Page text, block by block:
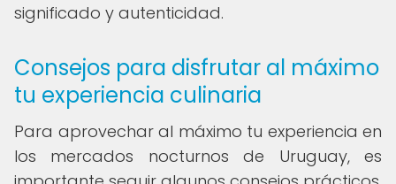
significado y autenticidad.
Consejos para disfrutar al máximo
tu experiencia culinaria
Para aprovechar al máximo tu experiencia en
los mercados nocturnos de Uruguay, es